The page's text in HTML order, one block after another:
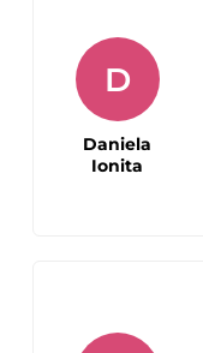
D
Daniela
Ionita